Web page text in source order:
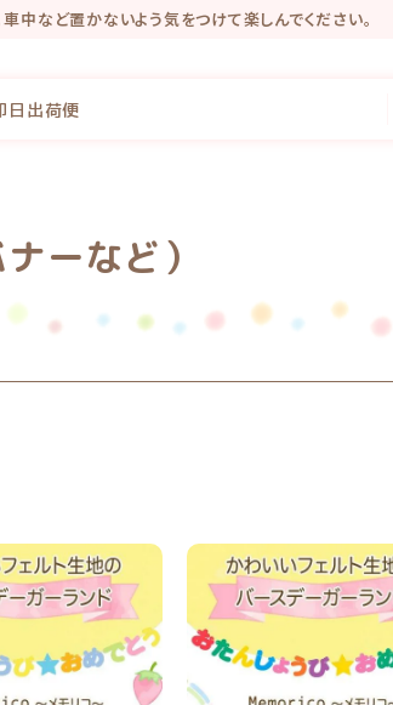
中など置かないよう気をつけて楽しんでください。
予約ができるようになりました♡
プレゼントしています。
日出荷便
ーなど）